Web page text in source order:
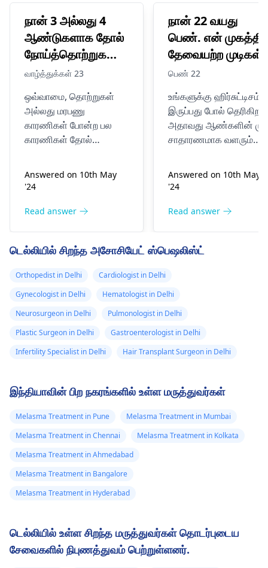
நான் 3 அல்லது 4
ஆண்டுகளாக தோல்
நோய்த்தொற்றுகளுடன்
போராடி வருகிறேன்.
வயதாகிறது. கடந்த
2 வருடங்களில்
5க்கும் மேற்பட்ட
மாற்றியுள்ளேன்
ஆனால் அவர்களில்
யாரும் எனக்கு
மோசமாகி வருகிறது.
நான் இப்போது என்ன
செய்ய வேண்டும்?
வாழ்த்துக்கள் 23
ஒவ்வாமை, தொற்றுகள்
அல்லது மரபணு
காரணிகள் போன்ற பல
காரணிகள் தோல்
ஏற்படுத்தும். கண்டிப்பாக
பார்க்க வேண்டும் என்பது
நிபுணர்உங்கள் நிலையின்
அடிப்படையில் குறிப்பிட்ட
சிகிச்சை விருப்பங்கள்
மற்றும் பராமரிப்பு
வழிமுறைகளை அவர்கள்
உங்களுக்கு வழங்க
முடியும்.
Answered on 10th May
'24
Read answer
நான் 22 வயது
பெண். என்
தேவையற்ற முடிகள்
அதிகம். இது சில
முன்பு
ஆனால் என்
முகத்தின் பல
பெண்களுக்குச் சேர
வேண்டிய
எனக்கும் முடி
நான் என்ன செய்ய
சொல்லுங்கள்?
பெண் 22
உங்களுக்கு ஹிர்சுட்டிசம்
இருப்பது போல்
அதாவது ஆண்களின்
சாதாரணமாக வளரும்
முடி வளரும். இது
ஹார்மோன்
முன்கணிப்பு அல்லது
இருக்கலாம்.
நிபுணர்
மருந்துகள் அல்லது லேசர்
முடி அகற்றுதல் போன்ற
பரிந்துரைக்க முடியும்?
Answered on 10th May
'24
Read answer
டெல்லியில் சிறந்த அசோசியேட் ஸ்பெஷலிஸ்ட்
Orthopedist in Delhi
Cardiologist in Delhi
Gynecologist in Delhi
Hematologist in Delhi
Neurosurgeon in Delhi
Pulmonologist in Delhi
Plastic Surgeon in Delhi
Gastroenterologist in Delhi
Infertility Specialist in Delhi
Hair Transplant Surgeon in Delhi
இந்தியாவின் பிற நகரங்களில் உள்ள மருத்துவர்கள்
Melasma Treatment in Pune
Melasma Treatment in Mumbai
Melasma Treatment in Chennai
Melasma Treatment in Kolkata
Melasma Treatment in Ahmedabad
Melasma Treatment in Bangalore
Melasma Treatment in Hyderabad
டெல்லியில் உள்ள சிறந்த மருத்துவர்கள் தொடர்புடைய
சேவைகளில் நிபுணத்துவம் பெற்றுள்ளனர்.